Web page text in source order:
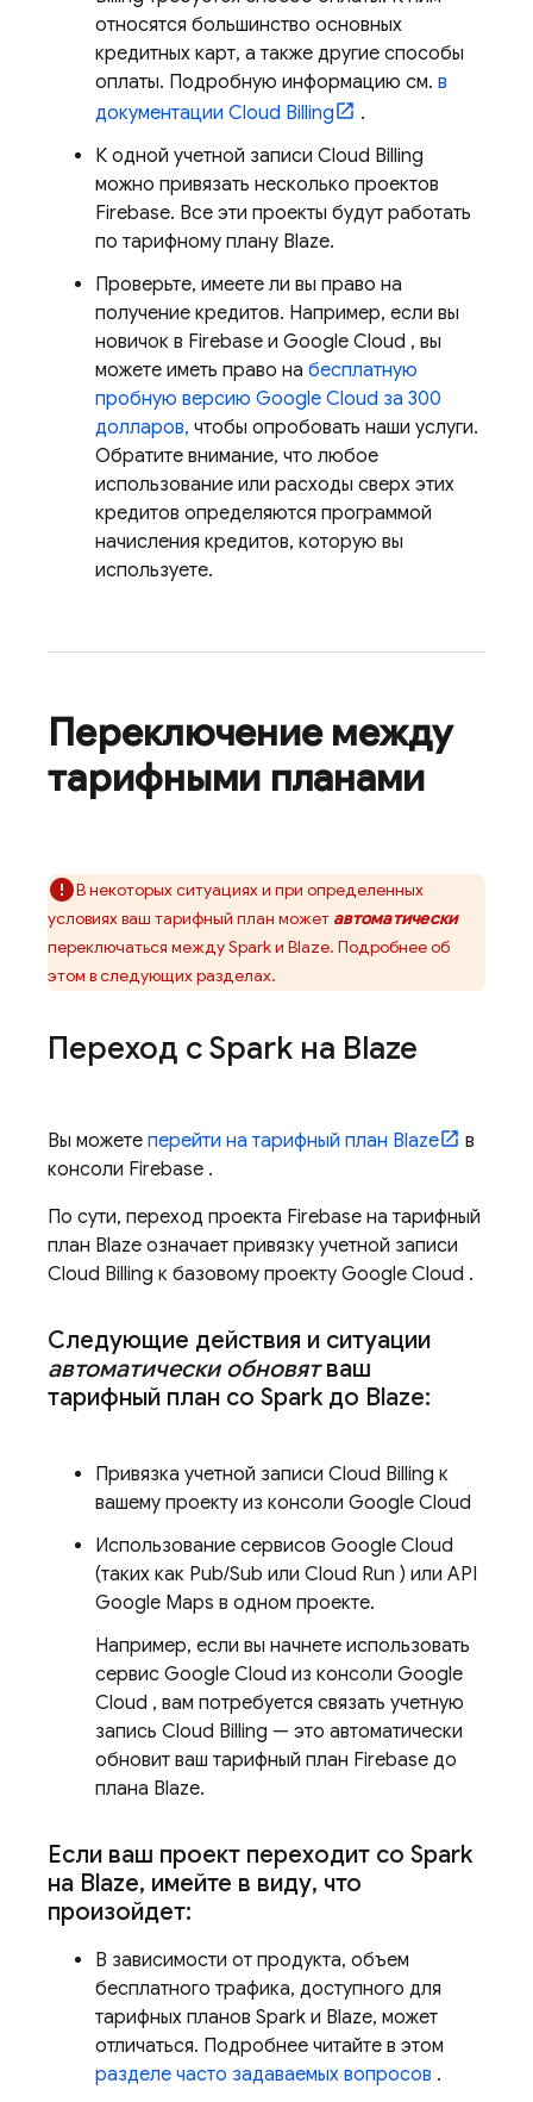
относятся большинство основных
кредитных карт, а также другие способы
оплаты. Подробную информацию см. в
документации Cloud Billing
.
К одной учетной записи Cloud Billing
можно привязать несколько проектов
Firebase. Все эти проекты будут работать
по тарифному плану Blaze.
Проверьте, имеете ли вы право на
получение кредитов. Например, если вы
новичок в Firebase и Google Cloud , вы
можете иметь право на бесплатную
пробную версию Google Cloud за 300
долларов, чтобы опробовать наши услуги.
Обратите внимание, что любое
использование или расходы сверх этих
кредитов определяются программой
начисления кредитов, которую вы
используете.
Переключение между
тарифными планами
В некоторых ситуациях и при определенных
условиях ваш тарифный план может автоматически
переключаться между Spark и Blaze. Подробнее об
этом в следующих разделах.
Переход с Spark на Blaze
Вы можете перейти на тарифный план Blaze
в
консоли Firebase .
По сути, переход проекта Firebase на тарифный
план Blaze означает привязку учетной записи
Cloud Billing к базовому проекту Google Cloud .
Следующие действия и ситуации
автоматически обновятваш
тарифный план со Spark до Blaze:
Привязка учетной записи Cloud Billing к
вашему проекту из консоли Google Cloud
Использование сервисов Google Cloud
(таких как Pub/Sub или Cloud Run ) или API
Google Maps в одном проекте.
Например, если вы начнете использовать
сервис Google Cloud из консоли Google
Cloud , вам потребуется связать учетную
запись Cloud Billing — это автоматически
обновит ваш тарифный план Firebase до
плана Blaze.
Если ваш проект переходит со Spark
на Blaze, имейте в виду, что
произойдет:
В зависимости от продукта, объем
бесплатного трафика, доступного для
тарифных планов Spark и Blaze, может
отличаться. Подробнее читайте в этом
разделе часто задаваемых вопросов .